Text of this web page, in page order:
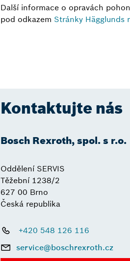
Další informace o opravách
pod odkazem Stránky Hägglunds
Kontaktujte nás
Bosch Rexroth, spol. s r.o.
Oddělení SERVIS
Těžební 1238/2
627 00 Brno
Česká republika
+420 548 126 116
service@boschrexroth.cz